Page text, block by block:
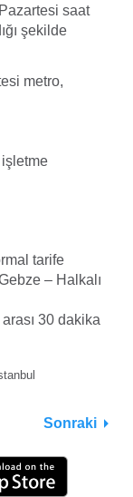
saat
şekilde
metro,
tarife
– Halkalı
30 dakika
Sonraki